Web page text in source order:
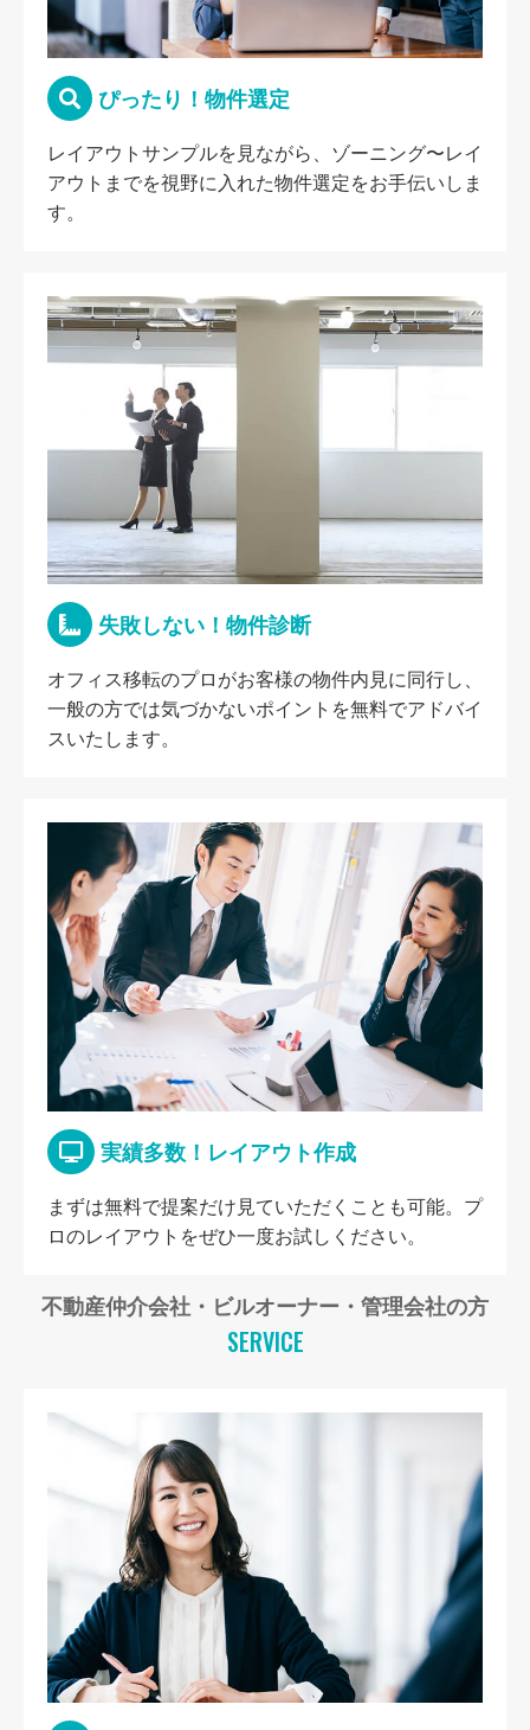
ぴったり！物件選定
レイアウトサンプルを見ながら、ゾーニング〜レイ
アウトまでを視野に入れた物件選定をお手伝いしま
す。
失敗しない！物件診断
オフィス移転のプロがお客様の物件内見に同行し、
一般の方では気づかないポイントを無料でアドバイ
スいたします。
実績多数！レイアウト作成
まずは無料で提案だけ見ていただくことも可能。プ
ロのレイアウトをぜひ一度お試しください。
不動産仲介会社・ビルオーナー・管理会社の方
SERVICE